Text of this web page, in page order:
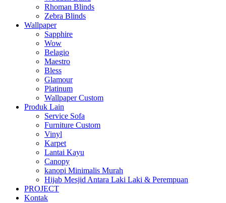
Rhoman Blinds
Zebra Blinds
Wallpaper
Sapphire
Wow
Belagio
Maestro
Bless
Glamour
Platinum
Wallpaper Custom
Produk Lain
Service Sofa
Furniture Custom
Vinyl
Karpet
Lantai Kayu
Canopy
kanopi Minimalis Murah
Hijab Mesjid Antara Laki Laki & Perempuan
PROJECT
Kontak